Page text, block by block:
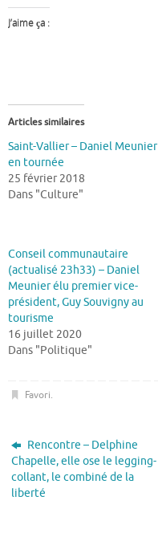
J’aime ça :
Articles similaires
Saint-Vallier – Daniel Meunier
en tournée
25 février 2018
Dans "Culture"
Conseil communautaire
(actualisé 23h33) – Daniel
Meunier élu premier vice-
président, Guy Souvigny au
tourisme
16 juillet 2020
Dans "Politique"
Favori.
Rencontre – Delphine
Chapelle, elle ose le legging-
collant, le combiné de la
liberté